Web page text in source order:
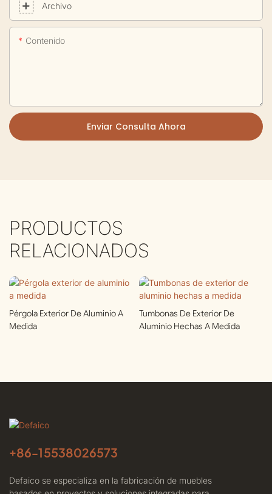
Archivo
Contenido
Enviar Consulta Ahora
PRODUCTOS
RELACIONADOS
Pérgola Exterior De Aluminio A
Medida
Tumbonas De Exterior De
Aluminio Hechas A Medida
+86-15538026573
Defaico se especializa en la fabricación de muebles